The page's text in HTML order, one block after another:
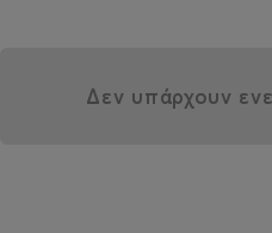
Δεν υπάρχουν